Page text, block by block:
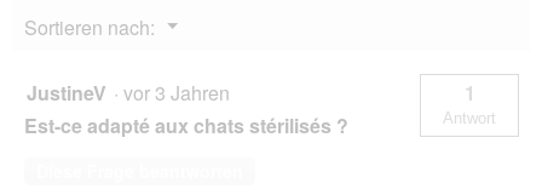
kg
Sortieren nach:
▼
Menü
JustineV · vor 3 Jahren
Est-ce adapté aux chats stérilisés ?
1
Antwort